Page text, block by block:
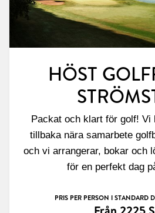
HÖST
Packat och klart för golf! Vi
tillbaka nära samarbete
och vi arrangerar, bokar och
för en perfekt dag
PRIS PER PERSON I STANDARD